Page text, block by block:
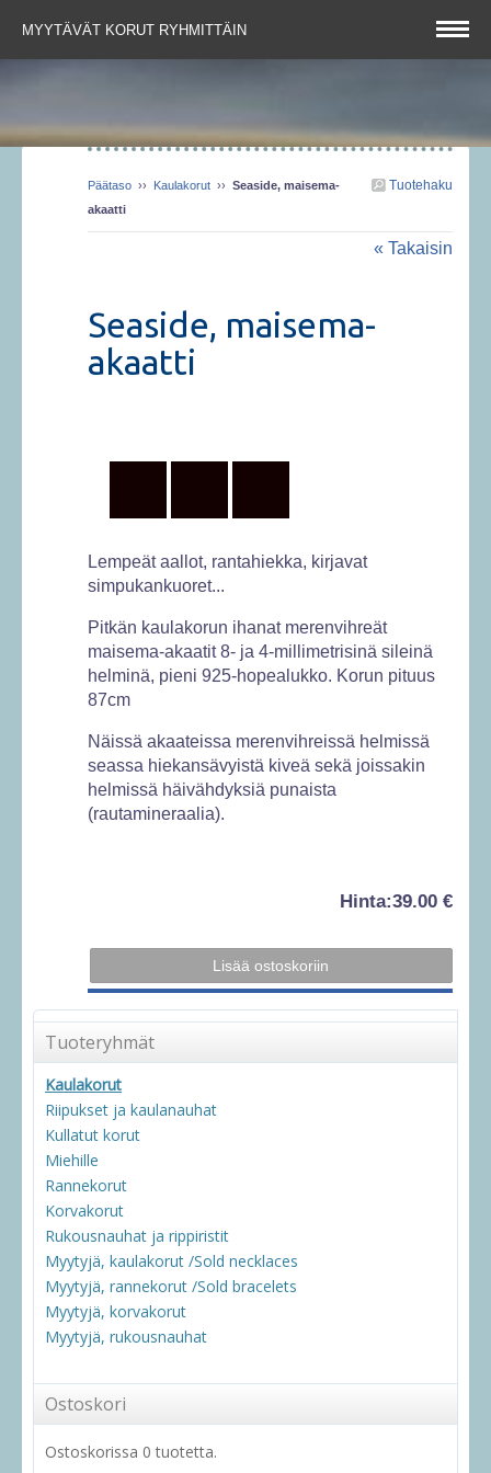
MYYTÄVÄT KORUT RYHMITTÄIN
Tuotehaku
Päätaso ›› Kaulakorut ›› Seaside, maisema-
akaatti
« Takaisin
Seaside, maisema-
akaatti
Lempeät aallot, rantahiekka, kirjavat
simpukankuoret...
Pitkän kaulakorun ihanat merenvihreät
maisema-akaatit 8- ja 4-millimetrisinä sileinä
helminä, pieni 925-hopealukko. Korun pituus
87cm
Näissä akaateissa merenvihreissä helmissä
seassa hiekansävyistä kiveä sekä joissakin
helmissä häivähdyksiä punaista
(rautamineraalia).
Hinta:39.00 €
Tuoteryhmät
Kaulakorut
Riipukset ja kaulanauhat
Kullatut korut
Miehille
Rannekorut
Korvakorut
Rukousnauhat ja rippiristit
Myytyjä, kaulakorut /Sold necklaces
Myytyjä, rannekorut /Sold bracelets
Myytyjä, korvakorut
Myytyjä, rukousnauhat
Ostoskori
Ostoskorissa 0 tuotetta.